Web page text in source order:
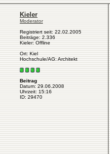
Kieler
Moderator
Registriert seit: 22.02.2005
Beiträge: 2.336
Kieler: Offline
Ort: Kiel
Hochschule/AG: Architekt
Beitrag
Datum: 29.06.2008
Uhrzeit: 15:16
ID: 29470